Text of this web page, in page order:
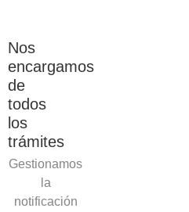
Nos
encargamos
de
todos
los
trámites
Gestionamos
la
notificación